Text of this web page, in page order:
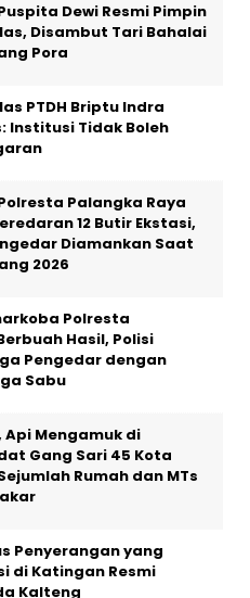
Dewi Resmi Pimpin
Disambut Tari Bahalai
Pora
PTDH Briptu Indra
Institusi Tidak Boleh
Palangka Raya
12 Butir Ekstasi,
Diamankan Saat
2026
Polresta
Hasil, Polisi
Pengedar dengan
Sabu
, Api Mengamuk di
Gang Sari 45 Kota
Rumah dan MTs
Penyerangan yang
di Katingan Resmi
Kalteng